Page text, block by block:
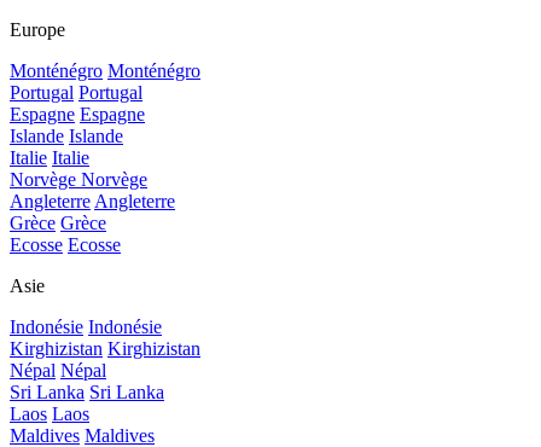
Europe
Monténégro Monténégro
Portugal Portugal
Espagne Espagne
Islande Islande
Italie Italie
Norvège Norvège
Angleterre Angleterre
Grèce Grèce
Ecosse Ecosse
Asie
Indonésie Indonésie
Kirghizistan Kirghizistan
Népal Népal
Sri Lanka Sri Lanka
Laos Laos
Maldives Maldives